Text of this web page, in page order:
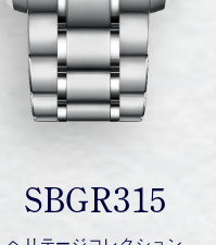
SBGR315